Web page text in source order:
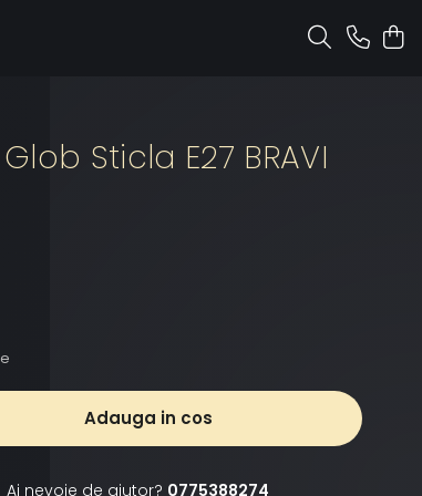
Sticla E27 BRAVI
Adauga in cos
Ai nevoie de ajutor? 0775388274